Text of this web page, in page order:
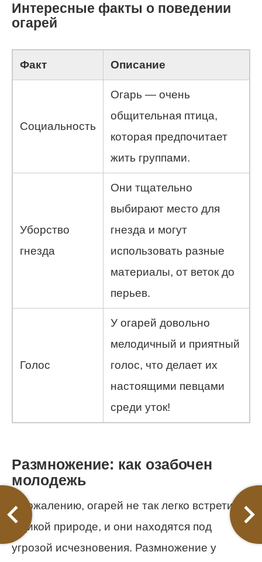
Интересные факты о поведении
огарей
Факт Описание
Социальность
Огарь — очень
общительная птица,
которая предпочитает
жить группами.
Уборство
гнезда
Они тщательно
выбирают место для
гнезда и могут
использовать разные
материалы, от веток до
перьев.
Голос
У огарей довольно
мелодичный и приятный
голос, что делает их
настоящими певцами
среди уток!
Размножение: как озабочен
молодежь
К сожалению, огарей не так легко встретить
в дикой природе, и они находятся под
угрозой исчезновения. Размножение у